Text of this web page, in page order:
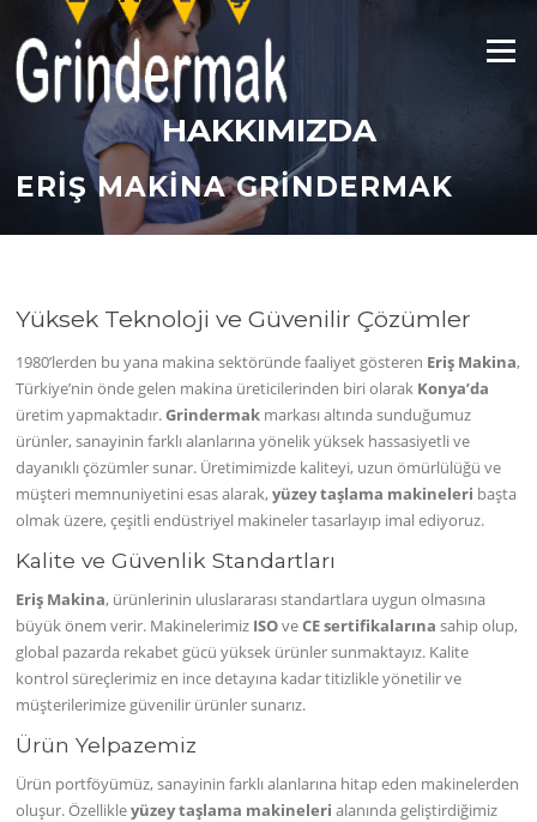
geç
ERIŞ MAKINA GRINDERMAK
Menü
HAKKIMIZDA
Yüksek Teknoloji ve Güvenilir Çözümler
1980’lerden bu yana makina sektöründe faaliyet gösteren Eriş Makina,
Türkiye’nin önde gelen makina üreticilerinden biri olarak Konya’da
üretim yapmaktadır.Grindermak markası altında sunduğumuz
ürünler, sanayinin farklı alanlarına yönelik yüksek hassasiyetli ve
dayanıklı çözümler sunar. Üretimimizde kaliteyi, uzun ömürlülüğü ve
müşteri memnuniyetini esas alarak,yüzey taşlama makineleri başta
olmak üzere, çeşitli endüstriyel makineler tasarlayıp imal ediyoruz.
Kalite ve Güvenlik Standartları
Eriş Makina, ürünlerinin uluslararası standartlara uygun olmasına
büyük önem verir. Makinelerimiz ISOveCE sertifikalarına sahip olup,
global pazarda rekabet gücü yüksek ürünler sunmaktayız. Kalite
kontrol süreçlerimiz en ince detayına kadar titizlikle yönetilir ve
müşterilerimize güvenilir ürünler sunarız.
Ürün Yelpazemiz
Ürün portföyümüz, sanayinin farklı alanlarına hitap eden makinelerden
oluşur. Özellikleyüzey taşlama makineleri alanında geliştirdiğimiz